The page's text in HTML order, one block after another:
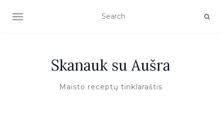
TOGGLE NAVIGATION
Skanauk su Aušra
Maisto receptų tinklaraštis